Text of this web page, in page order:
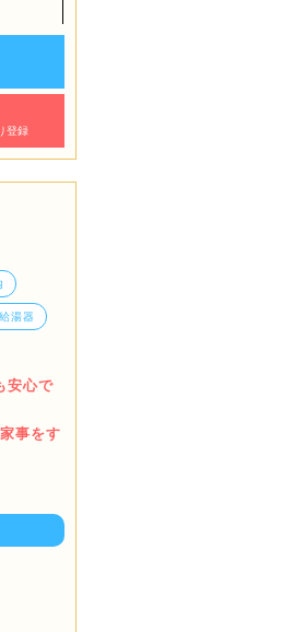
登録
給湯器
安心で
事をす